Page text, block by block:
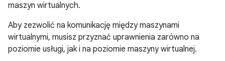
maszyn wirtualnych.
Aby zezwolić na komunikację między maszynami
wirtualnymi, musisz przyznać uprawnienia zarówno na
poziomie usługi, jak i na poziomie maszyny wirtualnej.